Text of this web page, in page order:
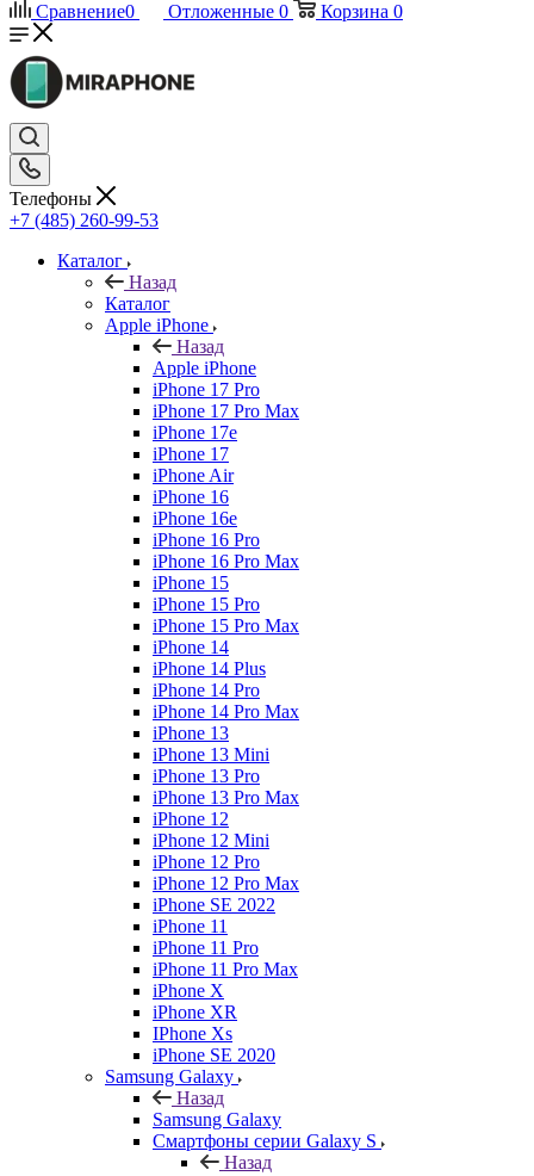
Сравнение0 Отложенные 0 Корзина 0
Телефоны
+7 (485) 260-99-53
Каталог
Назад
Каталог
Apple iPhone
Назад
Apple iPhone
iPhone 17 Pro
iPhone 17 Pro Max
iPhone 17e
iPhone 17
iPhone Air
iPhone 16
iPhone 16e
iPhone 16 Pro
iPhone 16 Pro Max
iPhone 15
iPhone 15 Pro
iPhone 15 Pro Max
iPhone 14
iPhone 14 Plus
iPhone 14 Pro
iPhone 14 Pro Max
iPhone 13
iPhone 13 Mini
iPhone 13 Pro
iPhone 13 Pro Max
iPhone 12
iPhone 12 Mini
iPhone 12 Pro
iPhone 12 Pro Max
iPhone SE 2022
iPhone 11
iPhone 11 Pro
iPhone 11 Pro Max
iPhone X
iPhone XR
IPhone Xs
iPhone SE 2020
Samsung Galaxy
Назад
Samsung Galaxy
Смартфоны серии Galaxy S
Назад